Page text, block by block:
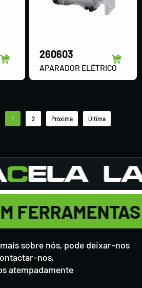
260603
APARADOR ELÉTRICO
1 2 Próxima Última
sobre nós, pode deixar-nos
nos,
atempadamente